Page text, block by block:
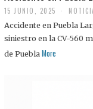
15 JUNIO, 2025
Accidente en Puebla
siniestro en la CV-560
de Puebla More